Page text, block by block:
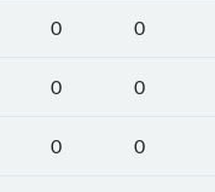
0
0
0
0
0
0